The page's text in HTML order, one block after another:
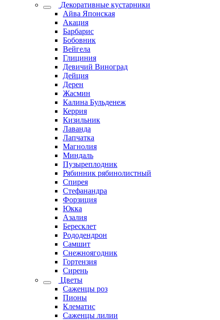
Декоративные кустарники
Айва Японская
Акация
Барбарис
Бобовник
Вейгела
Глициния
Девичий Виноград
Дейция
Дерен
Жасмин
Калина Бульденеж
Керрия
Кизильник
Лаванда
Лапчатка
Магнолия
Миндаль
Пузыреплодник
Рябинник рябинолистный
Спирея
Стефанандра
Форзиция
Юкка
Азалия
Бересклет
Рододендрон
Самшит
Снежноягодник
Гортензия
Сирень
Цветы
Саженцы роз
Пионы
Клематис
Саженцы лилии